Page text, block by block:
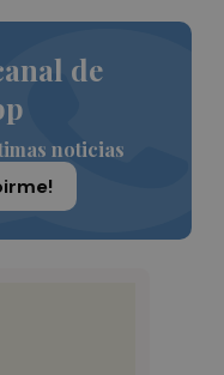
de
noticias